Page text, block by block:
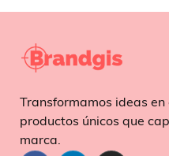
Transformamos ideas
productos únicos que
marca.